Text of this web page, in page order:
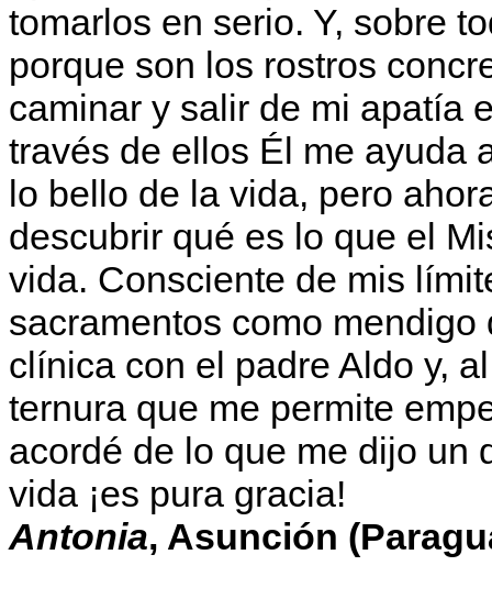
tomarlos en serio. Y, sobre
porque son los rostros
caminar y salir de mi apatía
través de ellos Él me ayuda
lo bello de la vida, pero
descubrir qué es lo que el
vida. Consciente de mis
sacramentos como
clínica con el padre Aldo y,
ternura que me permite
acordé de lo que me dijo un
vida ¡es pura gracia!
Antonia, Asunción